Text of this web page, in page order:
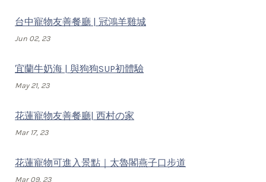
台中寵物友善餐廳 | 冠鴻羊雞城
Jun 02, 23
宜蘭牛奶海 | 與狗狗SUP初體驗
May 21, 23
花蓮寵物友善餐廳| 西村の家
Mar 17, 23
花蓮寵物可進入景點｜太魯閣燕子口步道
Mar 09, 23